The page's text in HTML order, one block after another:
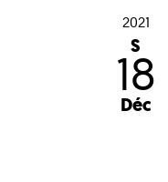
2021
S
18
Déc